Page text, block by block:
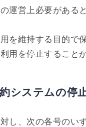
運営上必要がある
を維持する目的で
用を停止すること
システムの停
し、次の各号のい